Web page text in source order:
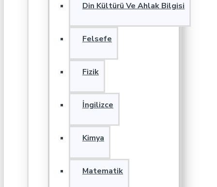
Din Kültürü Ve Ahlak Bilgisi
Felsefe
Fizik
İngilizce
Kimya
Matematik